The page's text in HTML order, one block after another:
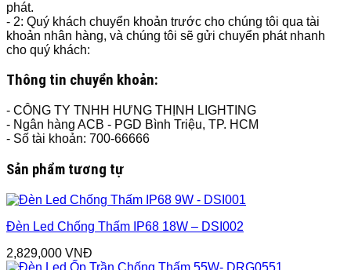
phát.
- 2: Quý khách chuyển khoản trước cho chúng tôi qua tài
khoản nhân hàng, và chúng tôi sẽ gửi chuyển phát nhanh
cho quý khách:
Thông tin chuyển khoản:
- CÔNG TY TNHH HƯNG THỊNH LIGHTING
- Ngân hàng ACB - PGD Bình Triệu, TP. HCM
- Số tài khoản: 700-66666
Sản phẩm tương tự
Đèn Led Chống Thấm IP68 18W – DSI002
2,829,000 VNĐ